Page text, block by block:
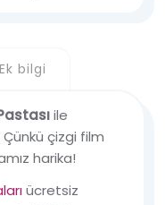
Ek bilgi
ile
çizgi film
harika!
ücretsiz